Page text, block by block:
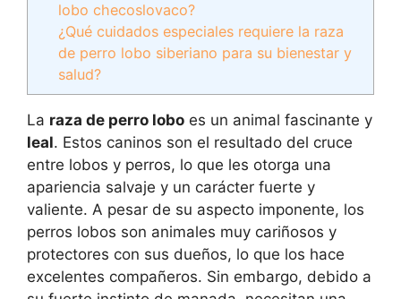
lobo checoslovaco?
¿Qué cuidados especiales requiere la raza
de perro lobo siberiano para su bienestar y
salud?
La raza de perro lobo es un animal fascinante y
leal. Estos caninos son el resultado del cruce
entre lobos y perros, lo que les otorga una
apariencia salvaje y un carácter fuerte y
valiente. A pesar de su aspecto imponente, los
perros lobos son animales muy cariñosos y
protectores con sus dueños, lo que los hace
excelentes compañeros. Sin embargo, debido a